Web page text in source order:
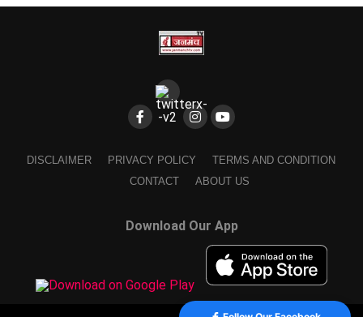
DISCLAIMER PRIVACY POLICY
TERMS AND CONDITION
CONTACT
ABOUT US
Download Our App